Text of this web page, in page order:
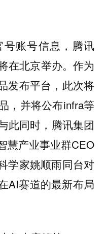
账号信息，腾讯
在北京举办。作为
发布平台，此次将
，并将公布infra等
此同时，腾讯集团
慧产业事业群CEO
学家姚顺雨同台对
AI赛道的最新布局